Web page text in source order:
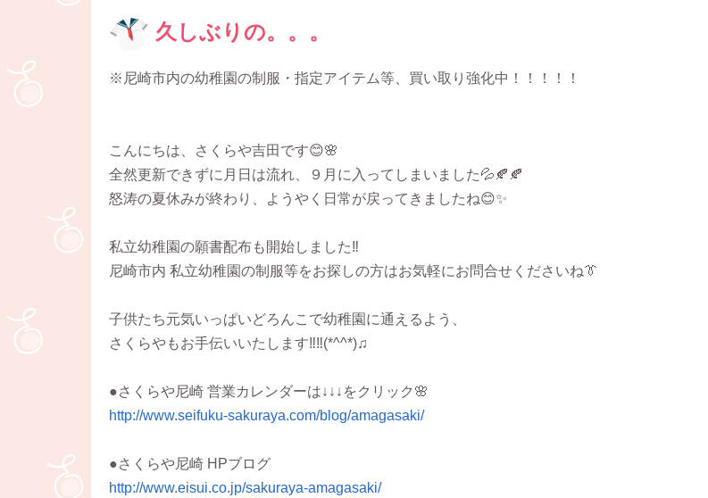
久しぶりの。。。
※尼崎市内の幼稚園の制服・指定アイテム等、買い取り強化中！！！！！
こんにちは、さくらや吉田です😊🌸
全然更新できずに月日は流れ、９月に入ってしまいました💦🍂🍂
怒涛の夏休みが終わり、ようやく日常が戻ってきましたね😊✨
私立幼稚園の願書配布も開始しました‼
尼崎市内 私立幼稚園の制服等をお探しの方はお気軽にお問合せくださいね👔
子供たち元気いっぱいどろんこで幼稚園に通えるよう、
さくらやもお手伝いいたします‼‼(*^^*)♫
●さくらや尼崎 営業カレンダーは↓↓↓をクリック🌸
http://www.seifuku-sakuraya.com/blog/amagasaki/
●さくらや尼崎 HPブログ
http://www.eisui.co.jp/sakuraya-amagasaki/